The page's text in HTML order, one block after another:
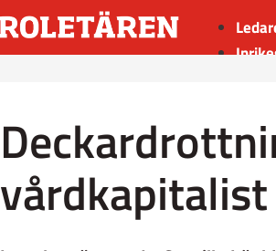
Sport
Insänt
vårdkapitalist